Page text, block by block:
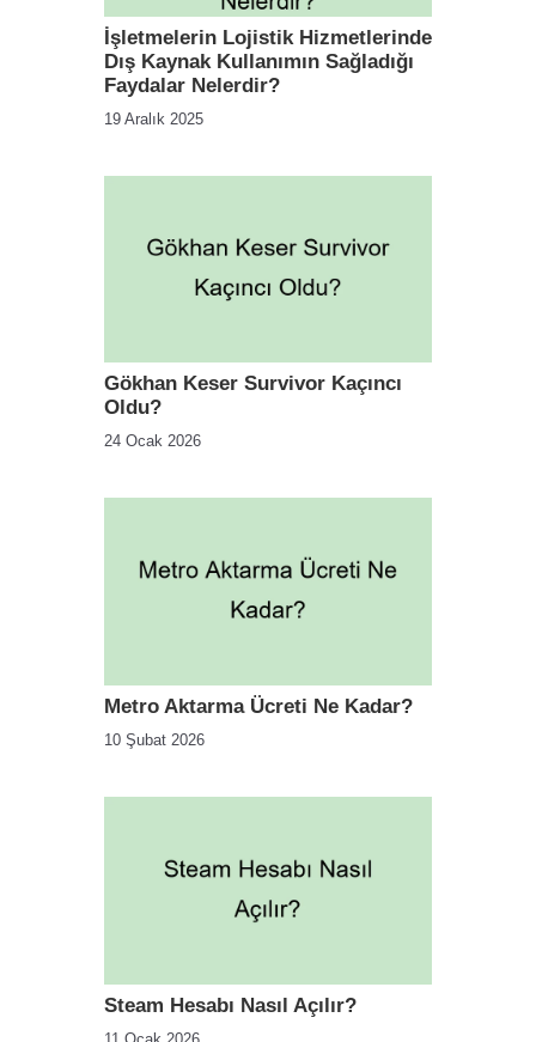
İşletmelerin Lojistik Hizmetlerinde
Dış Kaynak Kullanımın Sağladığı
Faydalar Nelerdir?
19 Aralık 2025
Gökhan Keser Survivor Kaçıncı
Oldu?
24 Ocak 2026
Metro Aktarma Ücreti Ne Kadar?
10 Şubat 2026
Steam Hesabı Nasıl Açılır?